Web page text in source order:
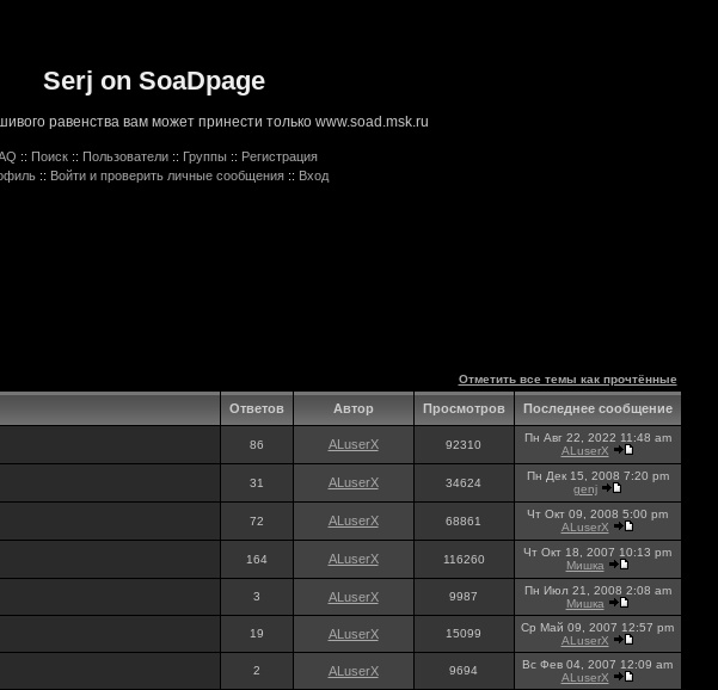
Serj on SoaDpage
равенства вам может принести только www.soad.msk.ru
:: Поиск :: Пользователи :: Группы :: Регистрация
:: Войти и проверить личные сообщения :: Вход
Отметить все темы как прочтённые
Ответов Автор Просмотров Последнее сообщение
86 ALuserX 92310
Пн Авг 22, 2022 11:48 am
ALuserX
31 ALuserX 34624
Пн Дек 15, 2008 7:20 pm
genj
72 ALuserX 68861
Чт Окт 09, 2008 5:00 pm
ALuserX
164 ALuserX 116260
Чт Окт 18, 2007 10:13 pm
Мишка
3 ALuserX 9987
Пн Июл 21, 2008 2:08 am
Мишка
19 ALuserX 15099
Ср Май 09, 2007 12:57 pm
ALuserX
2 ALuserX 9694
Вс Фев 04, 2007 12:09 am
ALuserX